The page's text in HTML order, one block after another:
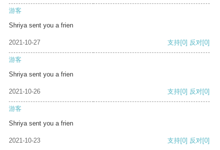
游客
Shriya sent you a frien
2021-10-27 支持[0] 反对[0]
游客
Shriya sent you a frien
2021-10-26 支持[0] 反对[0]
游客
Shriya sent you a frien
2021-10-23 支持[0] 反对[0]